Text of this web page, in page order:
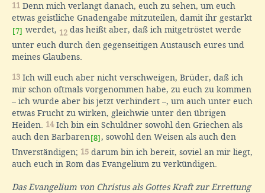
11 Denn mich verlangt danach, euch zu sehen, um euch
etwas geistliche Gnadengabe mitzuteilen, damit ihr gestärkt
[7] werdet, 12 das heißt aber, daß ich mitgetröstet werde
unter euch durch den gegenseitigen Austausch eures und
meines Glaubens.
13 Ich will euch aber nicht verschweigen, Brüder, daß ich
mir schon oftmals vorgenommen habe, zu euch zu kommen
– ich wurde aber bis jetzt verhindert –, um auch unter euch
etwas Frucht zu wirken, gleichwie unter den übrigen
Heiden. 14Ich bin ein Schuldner sowohl den Griechen als
auch den Barbaren [8], sowohl den Weisen als auch den
Unverständigen; 15 darum bin ich bereit, soviel an mir liegt,
auch euch in Rom das Evangelium zu verkündigen.
Das Evangelium von Christus als Gottes Kraft zur Errettung